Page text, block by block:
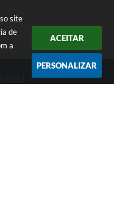
site
de
a
ACEITAR
PERSONALIZAR